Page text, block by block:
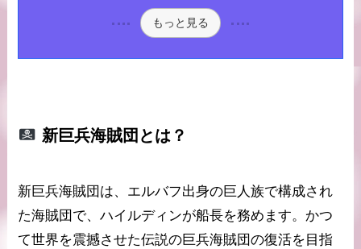
もっと見る
新巨兵海賊団 とは？
新巨兵海賊団 は、エルバフ出身の巨人族で構成され
た海賊団で、ハイルディンが船長を務めます。かつ
て世界を震撼させた伝説の巨兵海賊団の復活を目指